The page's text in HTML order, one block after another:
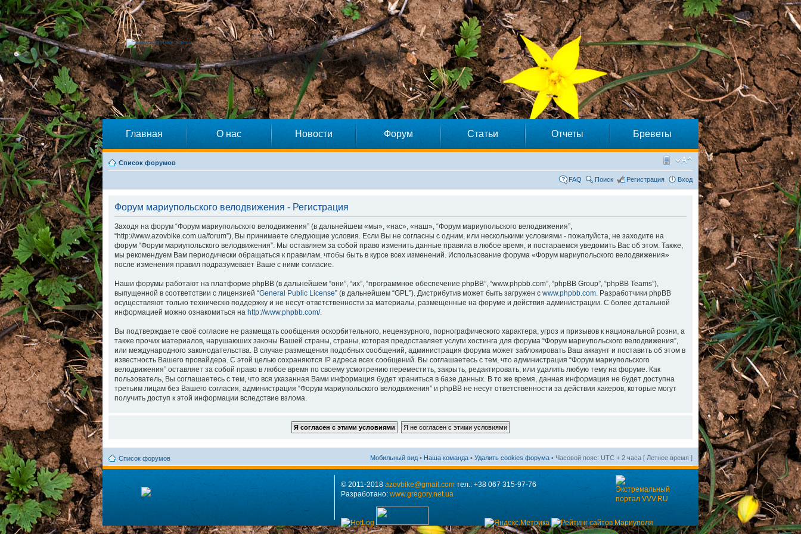
Главная О нас Новости Форум Статьи Отчеты Бреветы
Список форумов
FAQ Поиск Регистрация Вход
Форум мариупольского велодвижения - Регистрация
Заходя на форум “Форум мариупольского велодвижения” (в дальнейшем «мы», «нас», «наш», “Форум мариупольского велодвижения”,
“http://www.azovbike.com.ua/forum”), Вы принимаете следующие условия. Если Вы не согласны с одним, или несколькими условиями - пожалуйста, не заходите на
форум “Форум мариупольского велодвижения”. Мы оставляем за собой право изменить данные правила в любое время, и постараемся уведомить Вас об этом. Также,
мы рекомендуем Вам периодически обращаться к правилам, чтобы быть в курсе всех изменений. Использование форума «Форум мариупольского велодвижения»
после изменения правил подразумевает Ваше с ними согласие.
Наши форумы работают на платформе phpBB (в дальнейшем “они”, “их”, “программное обеспечение phpBB”, “www.phpbb.com”, “phpBB Group”, “phpBB Teams”),
выпущенной в соответствии с лицензией “General Public License” (в дальнейшем “GPL”). Дистрибутив может быть загружен с www.phpbb.com. Разработчики phpBB
осуществляют только техническю поддержку и не несут ответственности за материалы, размещенные на форуме и действия администрации. С более детальной
информацией можно ознакомиться на http://www.phpbb.com/.
Вы подтверждаете своё согласие не размещать сообщения оскорбительного, нецензурного, порнографического характера, угроз и призывов к национальной розни, а
также прочих материалов, нарушаюших законы Вашей страны, страны, которая предоставляет услуги хостинга для форума “Форум мариупольского велодвижения”,
или международного законодательства. В случае размещения подобных сообщений, администрация форума может заблокировать Ваш аккаунт и поставить об этом в
известность Вашего провайдера. С этой целью сохраняются IP адреса всех сообщений. Вы соглашаетесь с тем, что администрация “Форум мариупольского
велодвижения” оставляет за собой право в любое время по своему усмотрению переместить, закрыть, редактировать, или удалить любую тему на форуме. Как
пользователь, Вы соглашаетесь с тем, что вся указанная Вами информация будет храниться в базе данных. В то же время, данная информация не будет доступна
третьим лицам без Вашего согласия, администрация “Форум мариупольского велодвижения” и phpBB не несут ответственности за действия хакеров, которые могут
получить доступ к этой информации вследствие взлома.
Список форумов Мобильный вид • Наша команда • Удалить cookies форума • Часовой пояс: UTC + 2 часа [ Летнее время ]
© 2011-2018 azovbike@gmail.com тел.: +38 067 315-97-76
Разработано: www.gregory.net.ua